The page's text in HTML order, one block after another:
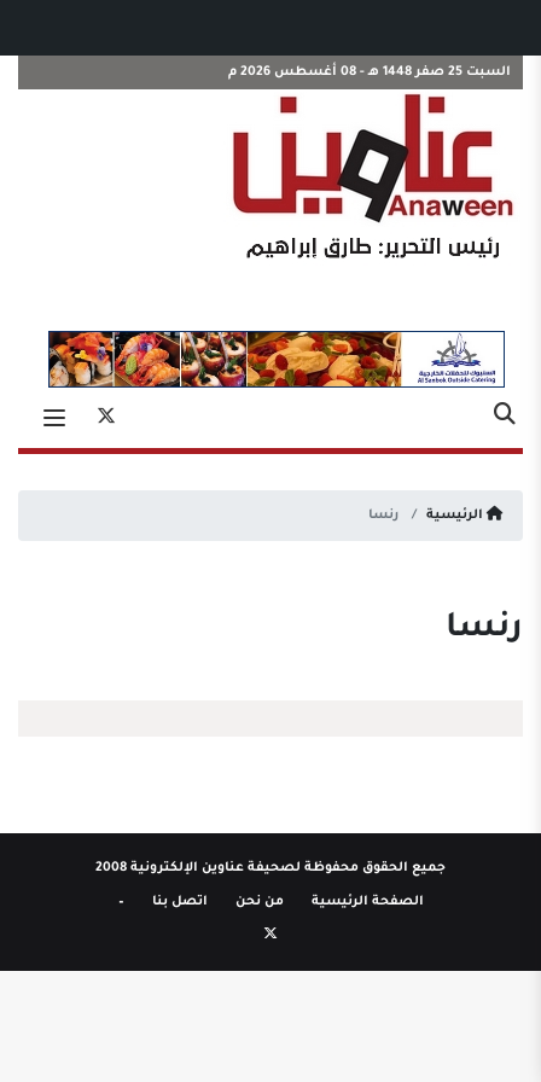
السبت 25 صفر 1448 هـ - 08 أغسطس 2026 م
الرئيسية رنسا
رنسا
جميع الحقوق محفوظة لصحيفة عناوين الإلكترونية 2008
الصفحة الرئيسية من نحن اتصل بنا –